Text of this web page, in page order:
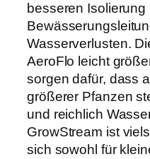
besseren
Wasserverlusten.
AeroFlo leicht
sorgen dafür, dass
größerer Pfanzen
und reichlich
GrowStream ist
sich sowohl für